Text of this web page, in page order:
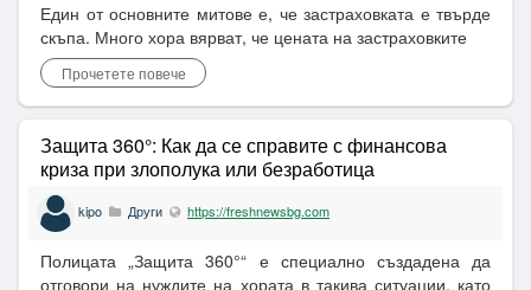
Един от основните митове е, че застраховката е твърде
скъпа. Много хора вярват, че цената на застраховките
Прочетете повече
Защита 360°: Как да се справите с финансова
криза при злополука или безработица
kipo Други https://freshnewsbg.com
Полицата „Защита 360°“ е специално създадена да
отговори на нуждите на хората в такива ситуации, като